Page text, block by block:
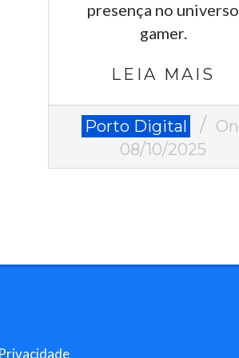
presença no universo
gamer.
LEIA MAIS
2025-
Porto Digital
08/10/2025